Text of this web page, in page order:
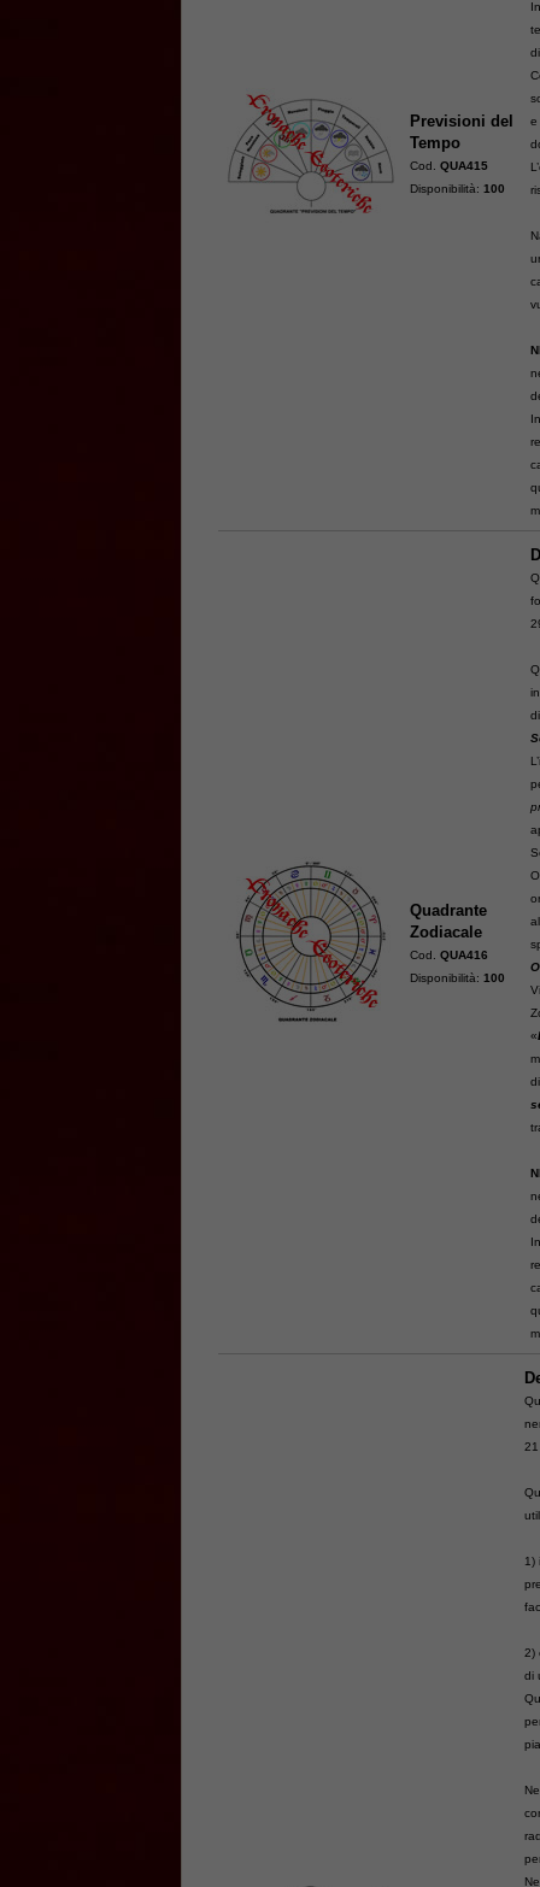
Previsioni del
Tempo
Cod.QUA415
Disponibilità:100
e
Quadrante
Zodiacale
Cod.QUA416
Disponibilità:100
«
1)
2)
di